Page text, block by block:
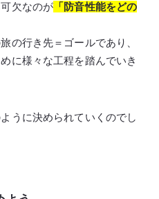
欠なのが 「防音性能をどの
の行き先＝ゴールであり、
に様々な工程を踏んでいき
うに決められていくのでし